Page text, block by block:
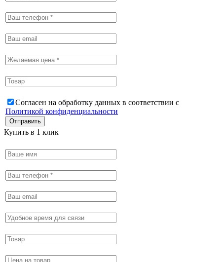
Согласен на обработку данных в соответствии с
Политикой конфиденциальности
Купить в 1 клик